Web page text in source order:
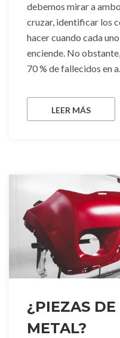
debemos mirar a
cruzar, identificar los
hacer cuando cada
enciende. No
70 % de fallecidos en
LEER MÁS
¿PIEZAS
METAL?